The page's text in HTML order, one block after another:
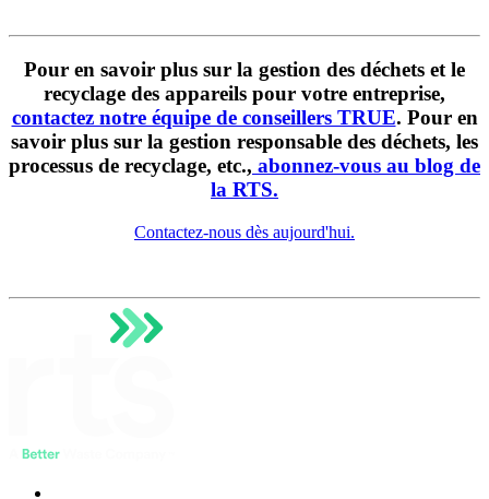
Pour en savoir plus sur la gestion des déchets et le
recyclage des appareils pour votre entreprise,
contactez notre équipe de conseillers TRUE. Pour en
savoir plus sur la gestion responsable des déchets, les
processus de recyclage, etc., abonnez-vous au blog de
la RTS.
Contactez-nous dès aujourd'hui.